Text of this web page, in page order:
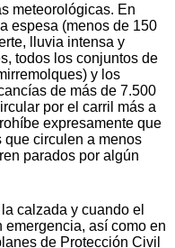
meteorológicas. En
espesa (menos de 150
lluvia intensa y
todos los conjuntos de
y los
de más de 7.500
por el carril más a
expresamente que
circulen a menos
parados por algún
calzada y cuando el
así como en
de Protección Civil